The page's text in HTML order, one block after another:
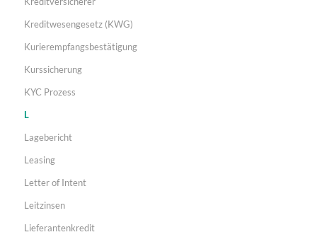
Kreditwesengesetz (KWG)
Kurierempfangsbestätigung
Kurssicherung
KYC Prozess
L
Lagebericht
Leasing
Letter of Intent
Leitzinsen
Lieferantenkredit